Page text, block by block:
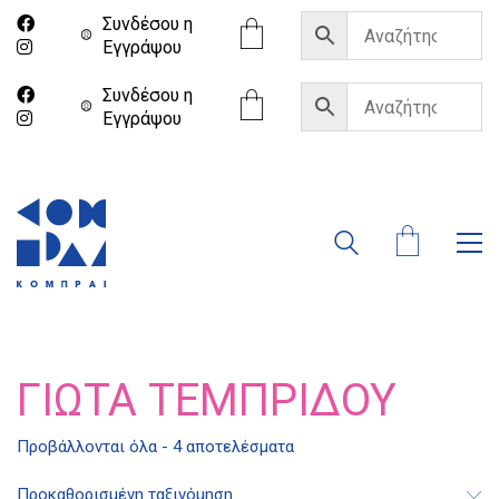
Συνδέσου η
Eγγράψου
Συνδέσου η
Eγγράψου
ΓΙΏΤΑ ΤΕΜΠΡΊΔΟΥ
Προβάλλονται όλα - 4 αποτελέσματα
Προκαθορισμένη ταξινόμηση